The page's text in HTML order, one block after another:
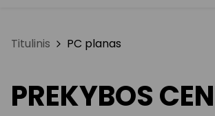
Titulinis PC planas
PREKYBOS